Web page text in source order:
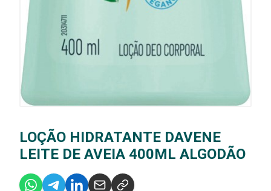
LOÇÃO HIDRATANTE DAVENE
LEITE DE AVEIA 400ML ALGODÃO